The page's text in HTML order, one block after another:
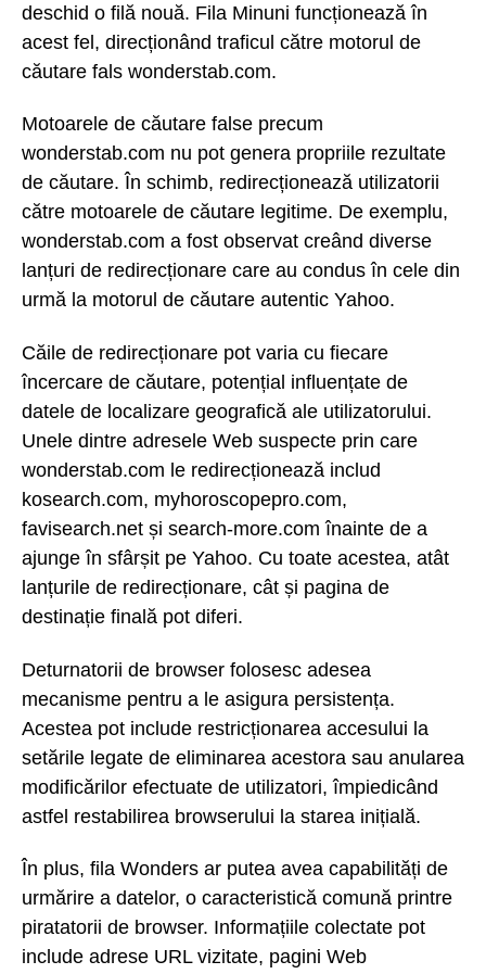
deschid o filă nouă. Fila Minuni funcționează în
acest fel, direcționând traficul către motorul de
căutare fals wonderstab.com.
Motoarele de căutare false precum
wonderstab.com nu pot genera propriile rezultate
de căutare. În schimb, redirecționează utilizatorii
către motoarele de căutare legitime. De exemplu,
wonderstab.com a fost observat creând diverse
lanțuri de redirecționare care au condus în cele din
urmă la motorul de căutare autentic Yahoo.
Căile de redirecționare pot varia cu fiecare
încercare de căutare, potențial influențate de
datele de localizare geografică ale utilizatorului.
Unele dintre adresele Web suspecte prin care
wonderstab.com le redirecționează includ
kosearch.com, myhoroscopepro.com,
favisearch.net și search-more.com înainte de a
ajunge în sfârșit pe Yahoo. Cu toate acestea, atât
lanțurile de redirecționare, cât și pagina de
destinație finală pot diferi.
Deturnatorii de browser folosesc adesea
mecanisme pentru a le asigura persistența.
Acestea pot include restricționarea accesului la
setările legate de eliminarea acestora sau anularea
modificărilor efectuate de utilizatori, împiedicând
astfel restabilirea browserului la starea inițială.
În plus, fila Wonders ar putea avea capabilități de
urmărire a datelor, o caracteristică comună printre
piratatorii de browser. Informațiile colectate pot
include adrese URL vizitate, pagini Web